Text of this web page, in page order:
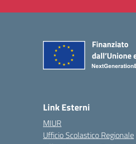
Link Esterni
MIUR
Ufficio Scolastico Regionale